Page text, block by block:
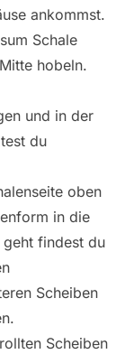
ankommst.
Schale
hobeln.
und in der
du
oben
in die
findest du
Scheiben
Scheiben